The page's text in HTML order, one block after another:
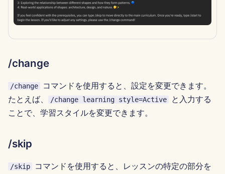
2024年10月18日
2024年10月11日
2024年10月4日
2024年9月27日
2024年9月20日
/change
/change
コマンドを使用すると、設定を変更できます。
たとえば、
/change learning style=Active
と入力する
ことで、学習スタイルを変更できます。
/skip
/skip
コマンドを使用すると、レッスンの特定の部分を